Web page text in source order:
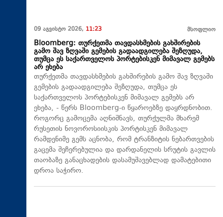
09 აგვისტო 2026, 11:23 მსოფლიო
Bloomberg: თურქეთმა თავდასხმების გახშირების
გამო შავ ზღვაში გემების გადაადგილება შეზღუდა,
თუმცა ეს საქართველოს პორტებისკენ მიმავალ გემებს
არ ეხება
თურქეთმა თავდასხმების გახშირების გამო შავ ზღვაში
გემების გადაადგილება შეზღუდა, თუმცა ეს
საქართველოს პორტებისკენ მიმავალ გემებს არ
ეხება, - წერს Bloomberg-ი წყაროებზე დაყრდნობით.
როგორც გამოცემა აღნიშნავს, თურქულმა მხარემ
რუსეთის ნოვოროსიისკის პორტისკენ მიმავალ
რამდენიმე გემს აცნობა, რომ ტრანზიტის ნებართვების
გაცემა შეჩერებულია და დარდანელის სრუტის გავლის
თაობაზე განაცხადების დასამუშავებლად დამატებითი
დროა საჭირო.